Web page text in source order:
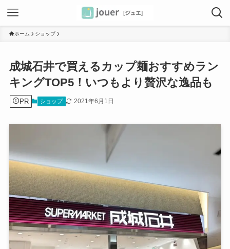
ホーム ショップ
成城石井で買えるカップ麺おすすめラン
キングTOP5！いつもより贅沢な逸品も
PR ショップ 2021年6月1日